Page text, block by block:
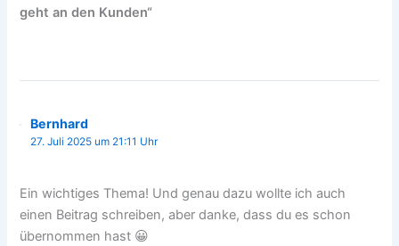
geht an den Kunden“
Bernhard
27. Juli 2025 um 21:11 Uhr
Ein wichtiges Thema! Und genau dazu wollte ich auch
einen Beitrag schreiben, aber danke, dass du es schon
übernommen hast 😀